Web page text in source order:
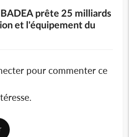
prête 25 milliards
et l'équipement du
pour commenter ce